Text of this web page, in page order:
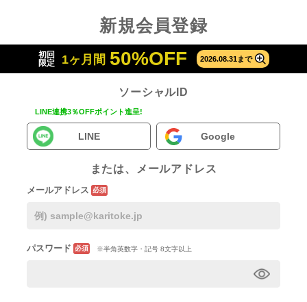
新規会員登録
初回
限定
1ヶ月間 50%OFF 2026.08.31まで
ソーシャルID
LINE連携3％OFFポイント進呈!
LINE Google
または、メールアドレス
メールアドレス 必須
パスワード 必須 ※半角英数字・記号 8文字以上